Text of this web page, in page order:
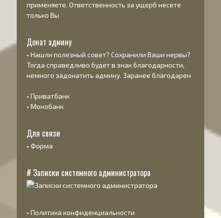
применяете. Ответственность за ущерб несете
только Вы
Донат админу
• Нашли полезный совет? Сохранили Ваши нервы?
Тогда справедливо будет в знак благодарности,
немного задонатить админу. Заранее благодарен
• Приватбанк
• Монобанк
Для связи
• Форма
# Записки системного администратора
• Политика конфиденциальности